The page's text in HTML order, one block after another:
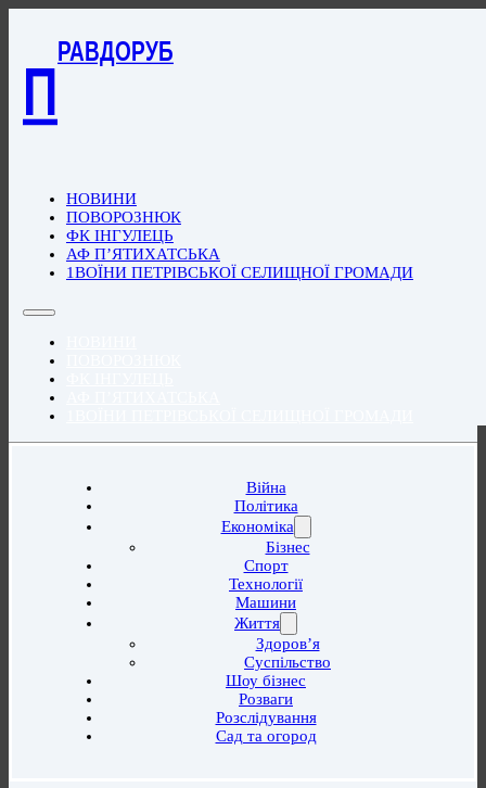
П
РАВДОРУБ
НОВИНИ
ПОВОРОЗНЮК
ФК ІНГУЛЕЦЬ
АФ П’ЯТИХАТСЬКА
1ВОЇНИ ПЕТРІВСЬКОЇ СЕЛИЩНОЇ ГРОМАДИ
Війна
Політика
Економіка
Бізнес
Спорт
Технології
Машини
Життя
Здоров’я
Суспільство
Шоу бізнес
Розваги
Розслідування
Сад та огород